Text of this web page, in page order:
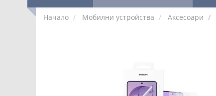
Начало Мобилни устройства Аксесоари